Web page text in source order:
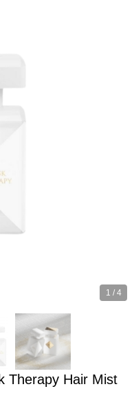
1 / 4
Therapy Hair Mist